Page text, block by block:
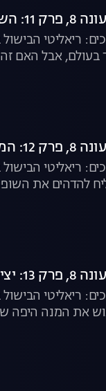
בעולם
ריאליטי
בעולם, אבל האם
עם הקטע
ריאליטי
להדהים את
בסיר
ריאליטי
את המנה היפה